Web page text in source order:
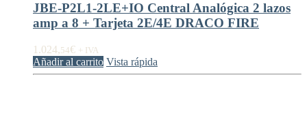
JBE-P2L1-2LE+IO Central Analógica 2 lazos
amp a 8 + Tarjeta 2E/4E DRACO FIRE
1.024,54€ + IVA
Añadir al carrito Vista rápida